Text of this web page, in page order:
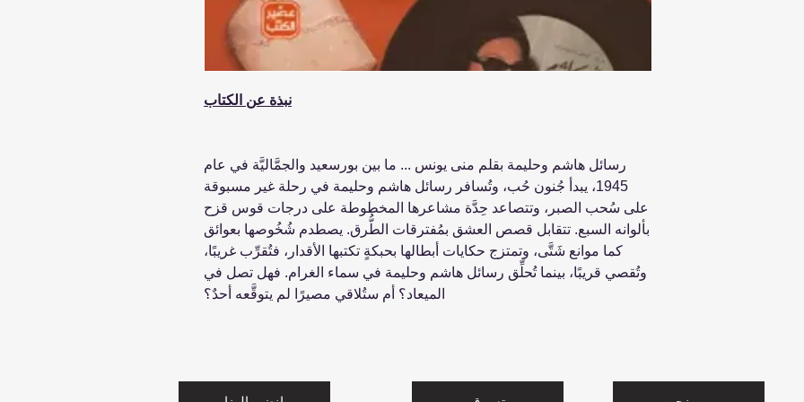
نبذة عن الكتاب
رسائل هاشم وحليمة بقلم منى يونس ... ما بين بورسعيد والجمَّاليَّة في عام
1945، يبدأ جُنون حُب، وتُسافر رسائل هاشم وحليمة في رحلة غير مسبوقة
على سُحب الصبر، وتتصاعد حِدَّة مشاعرها المخطوطة على درجات قوس قزح
بألوانه السبع. تتقابل قصص العشق بمُفترقات الطُّرق. يصطدم شُخُوصها بعوائق
كما موانع شَتَّى، وتمتزج حكايات أبطالها بحبكةٍ تكتبها الأقدار، فتُقرِّب غريبًا،
وتُقصي قريبًا، بينما تُحلِّق رسائل هاشم وحليمة في سماء الغرام. فهل تصل في
الميعاد؟ أم ستُلاقي مصيرًا لم يتوقَّعه أحدٌ؟